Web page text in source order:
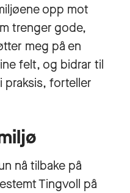
opp mot
trenger gode,
meg på en
felt, og bidrar til
praksis, forteller
nå tilbake på
Tingvoll på